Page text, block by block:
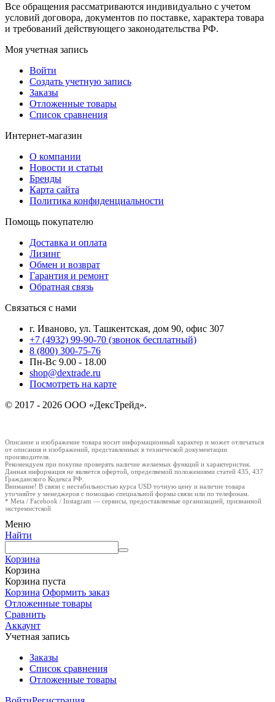
Все обращения рассматриваются индивидуально с учетом
условий договора, документов по поставке, характера товара
и требований действующего законодательства РФ.
Моя учетная запись
Войти
Создать учетную запись
Заказы
Отложенные товары
Список сравнения
Интернет-магазин
О компании
Новости и статьи
Бренды
Карта сайта
Политика конфиденциальности
Помощь покупателю
Доставка и оплата
Лизинг
Обмен и возврат
Гарантия и ремонт
Обратная связь
Связаться с нами
г. Иваново, ул. Ташкентская, дом 90, офис 307
+7 (4932) 99-90-70 (звонок бесплатный)
8 (800) 300-75-76
Пн-Вс 9.00 - 18.00
shop@dextrade.ru
Посмотреть на карте
© 2017 - 2026 ООО «ДексТрейд».
Описание и изображение товара носит информационный характер и может отличаться
от описания и изображений, представленных в технической документации
производителя.
Рекомендуем при покупке проверять наличие желаемых функций и характеристик.
Данная информация не является офертой, определяемой положениями статей 435, 437
Гражданского Кодекса РФ.
Внимание! В связи с нестабильностью курса USD точную цену и наличие товара
уточняйте у менеджеров с помощью специальной формы связи или по телефонам.
* Meta / Facebook / Instagram — сервисы, предоставляемые организацией, признанной
экстремистской
Меню
Найти
Корзина
Корзина
Корзина пуста
Корзина Оформить заказ
Отложенные товары
Сравнить
Аккаунт
Учетная запись
Заказы
Список сравнения
Отложенные товары